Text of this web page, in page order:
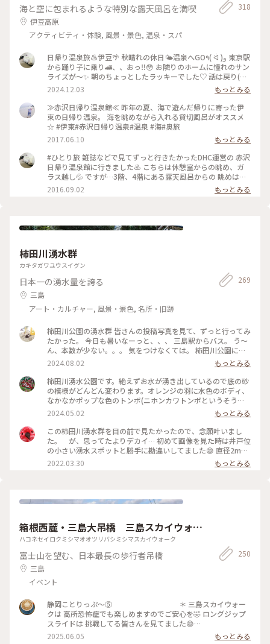
海と空に包まれるような特別な露天風呂を満喫
伊豆高原
アクティビティ・体験, 風景・景色, 温泉・スパ
318
日帰り温泉旅♨️伊豆🌴 秋晴れの休日🌤️温泉へGO٩( ᐛ )و 東京駅
から踊り子に乗り🚄、、おっ‼️😳 お隣りのホームに憧れのサン
ライズが〜✨ 朝のちょっとしたラッキーでした♡ 話は戻り(笑)
踊り子号で伊豆高原駅へ🚉 そして赤沢日帰り温泉館に♨️ ここ
は私のひとり旅初めての場所😊 当時も日帰りでしたが、とて
も楽しかったので その後旅にハマってしまいました😂 絶景の
インフィニティ露天でキラキラの海を 眺めながら思い出に浸
っていました😌♨️ お風呂はもちろん📷✖️なので、写真はロビー
からの相模湾です🌊🛥️ ここの温泉はお湯👍眺め👍清潔感👍駅
から 送迎バスあり🚌でなかなか良いですょ💯 #秋の彩り #ベス
トトリップ2024 #赤沢日帰り温泉館#DHC#赤沢温泉 #伊豆高原
駅#特急踊り子#シャトルバス #食事処#ランチ#駿河湾#インフ
ィニティ風呂 #露天風呂#絶景#サンライズ瀬戸出雲#東京駅 #
ことりっぷ伊豆
2024.12.03
もっとみる
≫赤沢日帰り温泉館≪ 昨年の夏、海で遊んだ帰りに寄った伊
東の日帰り温泉。 海を眺めながら入れる貸切風呂がオススメ
☆ #伊東#赤沢日帰り温泉#温泉 #海#奥旅
2017.06.10
もっとみる
#ひとり旅 雑誌などで見てずっと行きたかったDHC運営の 赤沢
日帰り温泉館に行きました♨️ こちらは休憩室からの眺め、ガ
ラス越し💦 ですが…3階、4階にある露天風呂からの 眺めは絶
景の一言❗️ 伊豆の海が水平線まで見渡せます😆 上野東京ライン
のお陰で熱海まで行けて、 その先の伊豆半島まで日帰りひとり
2016.09.02 もっとみる
柿田川湧水群
カキタガワユウスイグン
日本一の湧水量を誇る
三島
アート・カルチャー, 風景・景色, 名所・旧跡
269
柿田川公園の湧水群 皆さんの投稿写真を見て、ずっと行ってみ
たかった。 今日も暑いなーっと、、、 三島駅からバス。 う～
ん、本数が少ない。。。 気をつけなくては。 柿田川公園に到
着。 入り口に、道順を示す看板がある。 なんて親切！ 広場の
賑やかな子供達の声を背中に、道順通り、鬱蒼と茂る木々の小
道を歩いていくと、、、美しい湧水。。。 皆さんの写真の通
り！ しかも！ はぁぁ〜、なんて涼しいの？！ 途中で貴船神
社にご挨拶。 『お邪魔しております。綺麗なお水をありがとう
るのも嬉しい。 みしまコロッケとお水でランチ。 湧水の小路
のを抜けると、ゆったりと流れる柿田川。 みしまの町は、綺
麗な水が至る所に流れる、素敵な町でした。
2024.08.02
もっとみる
柿田川湧水公園です。絶えずお水が湧き出しているので底の砂
の模様がどんどん変わります。オレンジの羽に水色のボディ、
なかなかポップな色のトンボ(ニホンカワトンボというそうで
す)にも会えました。#静岡県#柿田川湧水公園
2024.05.02
もっとみる
この柿田川湧水群を目の前で見たかったので、念願叶いまし
た。 が、思ってたよりデカイ… 初めて画像を見た時は井戸位
の小さい湧水スポットと勝手に勘違いしてました😅 直径2mは
ありそうでした。陽が射し込むと青くみえます。 #ヒーリング
旅 #三島 #柿田川湧水公園
2022.03.30 もっとみる
箱根西麓・三島大吊橋 三島スカイウォー
ク
ハコネセイロクミシマオオツリバシミシマスカイウォーク
富士山を望む、日本最長の歩行者吊橋
三島
イベント
250
静岡ことりっぷ〜⑤ ＊ 三島スカイウォー
クは 高所恐怖症でも楽しめますのでご安心を🤣 ロングジップ
スライドは 挑戦してる皆さんを見てました😅
＊ 橋を渡り切った先の『ふろっく-福時
2025.06.05
もっとみる